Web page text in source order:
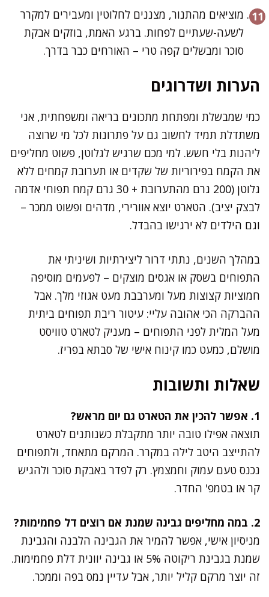
מוציאים מהתנור, מצננים לחלוטין ומעבירים למקרר
לשעה-שעתיים לפחות. ברגע האמת, בוזקים אבקת
סוכר ומבשלים קפה טרי – האורחים כבר בדרך.
הערות ושדרוגים
כמי שמבשלת ומפתחת מתכונים בריאה ומשפחתית, אני
משתדלת תמיד לחשוב גם על פתרונות לכל מי שרוצה
ליהנות בלי חשש. למי מכם שרגיש לגלוטן, פשוט מחליפים
את הקמח בפירוריות של שקדים או תערובת קמחים ללא
גלוטן (200 גרם מהתערובת + 30 גרם קמח תפוחי אדמה
לבצק יציב). הטארט יוצא אוורירי, מדהים ופשוט ממכר –
וגם הילדים לא ירגישו בהבדל.
במהלך השנים, נתתי דרור ליצירתיות ושיניתי את
התפוחים בשסק או אגסים מוצקים – לפעמים מוסיפה
חמוציות קצוצות מעל ומערבבת מעט אגוזי מלך. אבל
ההברקה הכי אהובה עליי: עיטור ריבת תפוחים ביתית
מעל המלית לפני התפוחים – מעניק לטארט טוויסט
מושלם, כמעט כמו קינוח אישי של סבתא בפריז.
שאלות ותשובות
1. אפשר להכין את הטארט גם יום מראש?
תוצאה אפילו טובה יותר מתקבלת כשנותנים לטארט
להתייצב היטב לילה במקרר. המרקם מתאחד, ולתפוחים
נכנס טעם עמוק וחמצמץ. רק לפדר באבקת סוכר ולהגיש
קר או בטמפ' החדר.
2. במה מחליפים גבינה שמנת אם רוצים דל פחמימות?
מניסיון אישי, אפשר להמיר את הגבינה הלבנה והגבינת
שמנת בגבינת ריקוטה 5% או גבינה יוונית דלת פחמימות.
זה יוצר מרקם קליל יותר, אבל עדיין נמס בפה וממכר.